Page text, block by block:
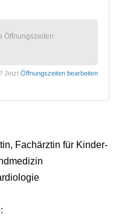
Öffnungszeiten
Jetzt Öffnungszeiten bearbeiten
Fachärztin für Kinder-